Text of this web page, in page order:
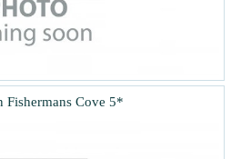
Fishermans Cove 5*